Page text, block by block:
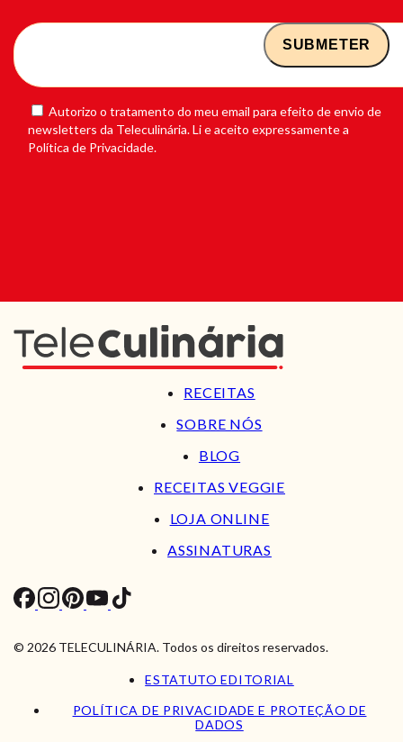
Autorizo o tratamento do meu email para efeito de envio de
newsletters da Teleculinária. Li e aceito expressamente a
Política de Privacidade.
RECEITAS
SOBRE NÓS
BLOG
RECEITAS VEGGIE
LOJA ONLINE
ASSINATURAS
© 2026 TELECULINÁRIA. Todos os direitos reservados.
ESTATUTO EDITORIAL
POLÍTICA DE PRIVACIDADE E PROTEÇÃO DE
DADOS